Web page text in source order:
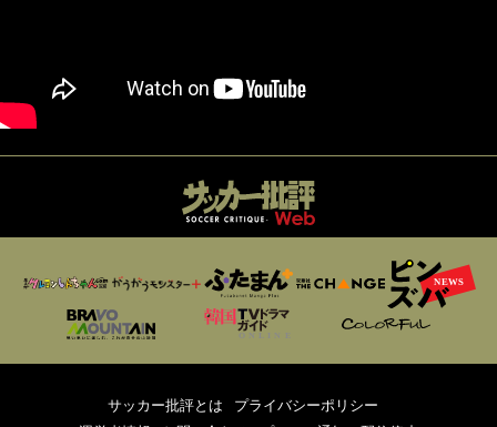
サッカー批評とは
プライバシーポリシー